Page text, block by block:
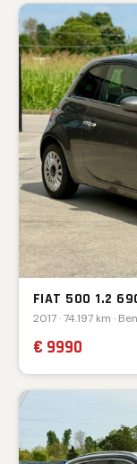
FIAT 500 1.2
2017 · 74.197 km ·
€ 9990